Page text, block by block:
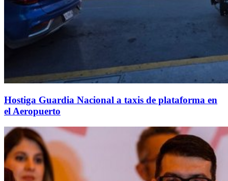
Hostiga Guardia Nacional a taxis de plataforma en
el Aeropuerto